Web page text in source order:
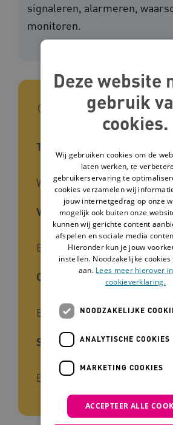
signaleren, alarmeren,
monitoren.
In het kort
Type tool
Website
Voor wie
Begeleiders, Zorgverleners
Cliëntgroep
Epilepsie
Soort kennis
Ervaring, Praktijk
Deze website
gebruik
cookies.
Wij gebruiken cookies om de
laten werken, te
gebruikerservaring te
cookies verzamelen wij
jouw internetgedrag op onze
mogelijk ook buiten onze
kunnen wij gerichte content
afspelen en sociale media
Hieronder kun je jouw
instellen. Noodzakelijke
aan. Lees meer hierover
cookieverklaring.
NOODZAKELIJKE
ANALYTISCHE COOKIES
MARKETING COOKIES
ACCEPTEER ALLE